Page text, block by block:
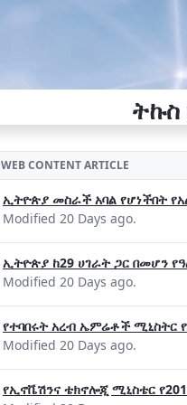
ትኩስ
WEB CONTENT ARTICLE
ኢትዮጵያ መስራች አባል የሆነችበት
Modified 20 Days ago.
ኢትዮጵያ ከ29 ሀገራት ጋር በመሆን
Modified 20 Days ago.
የተባበሩት አረብ ኤምሬቶች ሚኒስትር
Modified 20 Days ago.
የኢኖቬሽንና ቴክኖሎጂ ሚኒስቴር